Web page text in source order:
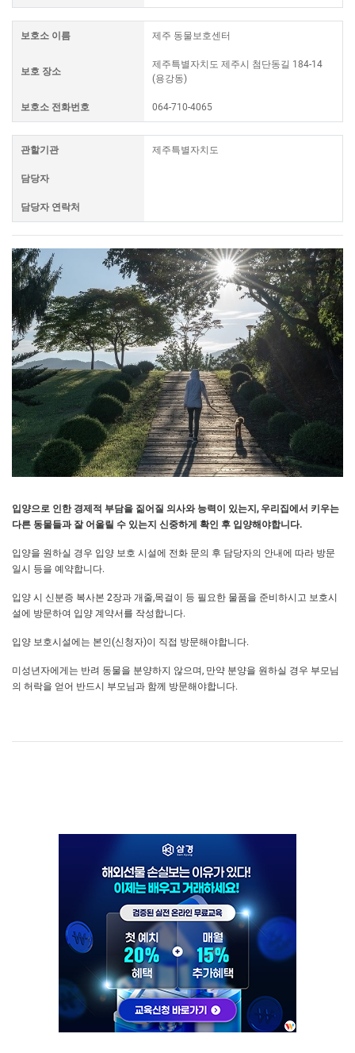
보호소 이름 제주 동물보호센터
보호 장소
제주특별자치도 제주시 첨단동길 184-14
(용강동)
보호소 전화번호 064-710-4065
관할기관 제주특별자치도
담당자
담당자 연락처
입양으로 인한 경제적 부담을 짊어질 의사와 능력이 있는지, 우리집에서 키우는
다른 동물들과 잘 어울릴 수 있는지 신중하게 확인 후 입양해야합니다.
입양을 원하실 경우 입양 보호 시설에 전화 문의 후 담당자의 안내에 따라 방문
일시 등을 예약합니다.
입양 시 신분증 복사본 2장과 개줄,목걸이 등 필요한 물품을 준비하시고 보호시
설에 방문하여 입양 계약서를 작성합니다.
입양 보호시설에는 본인(신청자)이 직접 방문해야합니다.
미성년자에게는 반려 동물을 분양하지 않으며, 만약 분양을 원하실 경우 부모님
의 허락을 얻어 반드시 부모님과 함께 방문해야합니다.